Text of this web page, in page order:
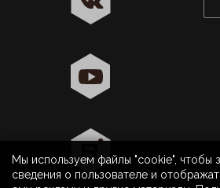
8 800 500 40 40
Да
Мы используем файлы "cookie", чтобы
сведения о пользователе и